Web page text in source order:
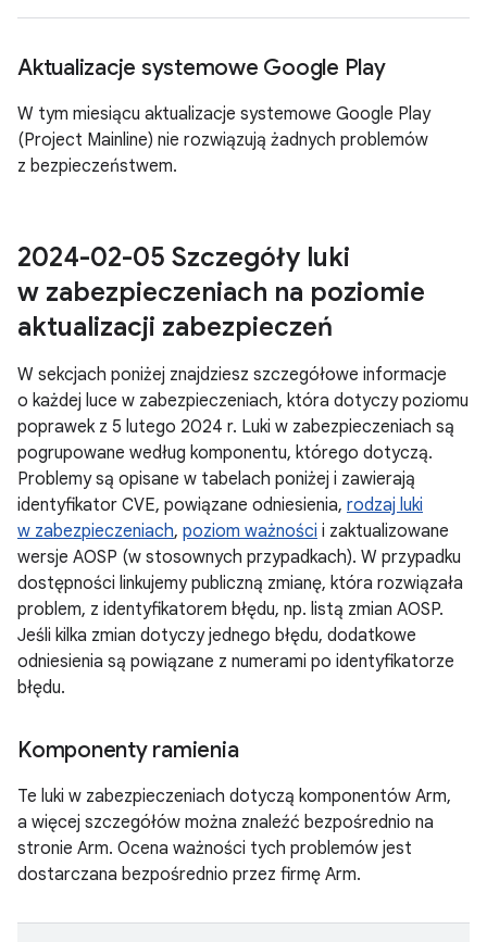
Aktualizacje systemowe Google Play
W tym miesiącu aktualizacje systemowe Google Play
(Project Mainline) nie rozwiązują żadnych problemów
z bezpieczeństwem.
2024-02-05 Szczegóły luki
w zabezpieczeniach na poziomie
aktualizacji zabezpieczeń
W sekcjach poniżej znajdziesz szczegółowe informacje
o każdej luce w zabezpieczeniach, która dotyczy poziomu
poprawek z 5 lutego 2024 r. Luki w zabezpieczeniach są
pogrupowane według komponentu, którego dotyczą.
Problemy są opisane w tabelach poniżej i zawierają
identyfikator CVE, powiązane odniesienia, rodzaj luki
w zabezpieczeniach, poziom ważności i zaktualizowane
wersje AOSP (w stosownych przypadkach). W przypadku
dostępności linkujemy publiczną zmianę, która rozwiązała
problem, z identyfikatorem błędu, np. listą zmian AOSP.
Jeśli kilka zmian dotyczy jednego błędu, dodatkowe
odniesienia są powiązane z numerami po identyfikatorze
błędu.
Komponenty ramienia
Te luki w zabezpieczeniach dotyczą komponentów Arm,
a więcej szczegółów można znaleźć bezpośrednio na
stronie Arm. Ocena ważności tych problemów jest
dostarczana bezpośrednio przez firmę Arm.